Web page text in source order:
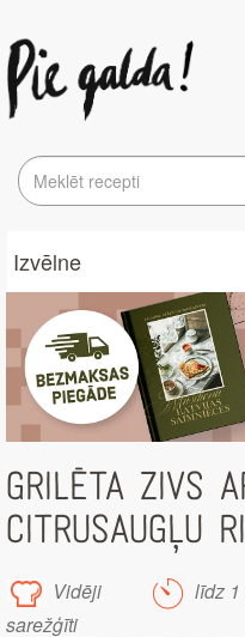
Izvēlne
GRILĒTA ZIVS
CITRUSAUGĻU
Vidēji
sarežģīti
līdz 1